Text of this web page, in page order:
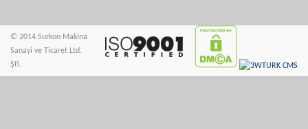
© 2014 Surkon Makina
Sanayi ve Ticaret Ltd.
Şti.